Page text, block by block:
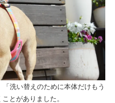
「洗い替えのために本体だけもう
とがありました。